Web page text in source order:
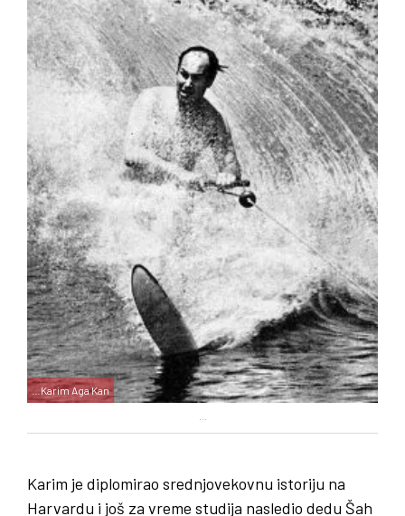
…Karim Aga Kan
Karim je diplomirao srednjovekovnu istoriju na
Harvardu i još za vreme studija nasledio dedu Šah